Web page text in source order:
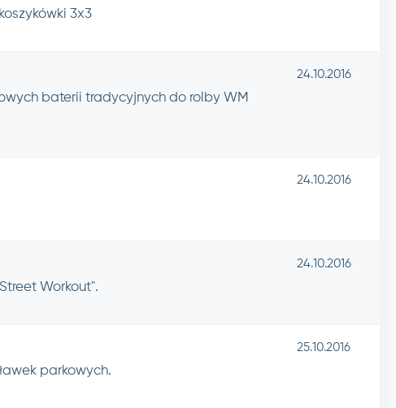
3x3
baterii tradycyjnych do rolby WM
24.10.2016
24.10.2016
Workout".
24.10.2016
parkowych.
25.10.2016